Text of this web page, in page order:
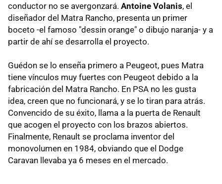
conductor no se avergonzará. Antoine Volanis, el
diseñador del Matra Rancho, presenta un primer
boceto -el famoso "dessin orange" o dibujo naranja- y a
partir de ahí se desarrolla el proyecto.
Guédon se lo enseña primero a Peugeot, pues Matra
tiene vínculos muy fuertes con Peugeot debido a la
fabricación del Matra Rancho. En PSA no les gusta
idea, creen que no funcionará, y se lo tiran para atrás.
Convencido de su éxito, llama a la puerta de Renault
que acogen el proyecto con los brazos abiertos.
Finalmente, Renault se proclama inventor del
monovolumen en 1984, obviando que el Dodge
Caravan llevaba ya 6 meses en el mercado.